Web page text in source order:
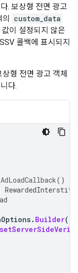
. 보상형 전면 광고
custom_data
이 설정되지 않은
콜백에 표시되지
형 전면 광고 객체
다.
()
ad
. Builder().